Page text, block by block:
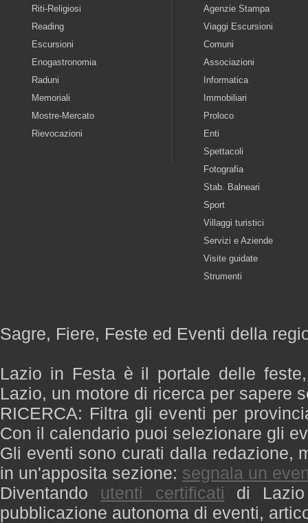
Riti-Religiosi
Reading
Escursioni
Enogastronomia
Raduni
Memoriali
Mostre-Mercato
Rievocazioni
Agenzie Stampa
Viaggi Escursioni
Comuni
Associazioni
Informatica
Immobiliari
Proloco
Enti
Spettacoli
Fotografia
Stab. Balneari
Sport
Villaggi turistici
Servizi e Aziende
Visite guidate
Strumenti
Sagre, Fiere, Feste ed Eventi della
Lazio in Festa è il portale delle
Lazio, un motore di ricerca per sapere
RICERCA: Filtra gli eventi per
Con il calendario puoi selezionare gli
Gli eventi sono curati dalla redazione,
in un'apposita sezione: segnala un
Diventando utenti certificati di
pubblicazione autonoma di eventi,